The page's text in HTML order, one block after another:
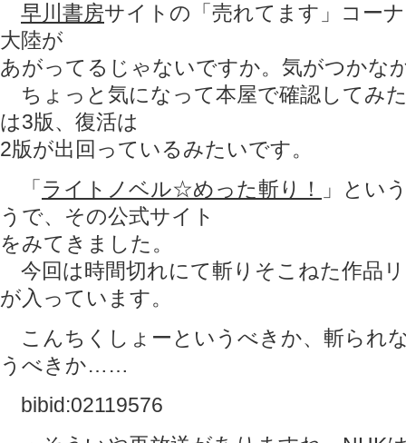
早川書房サイトの「売れてます」コー
大陸が
あがってるじゃないですか。気がつかな
ちょっと気になって本屋で確認してみ
は3版、復活は
2版が出回っているみたいです。
「ライトノベル☆めった斬り！
」とい
うで、その公式サイト
をみてきました。
今回は時間切れにて斬りそこねた作品
が入っています。
こんちくしょーというべきか、斬られ
うべきか……
bibid:02119576